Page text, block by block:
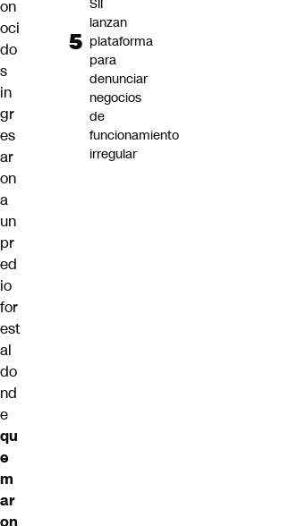
on
oci
do
s
in
gr
es
ar
on
a
un
pr
ed
io
for
est
al
do
nd
e
qu
e
m
ar
on
SII
lanzan
plataforma
para
denunciar
negocios
de
funcionamiento
irregular